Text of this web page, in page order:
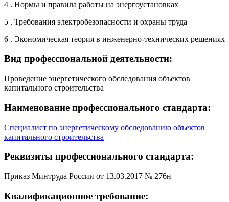
4 . Нормы и правила работы на энергоустановках
5 . Требования электробезопасности и охраны труда
6 . Экономическая теория в инженерно-технических решениях
Вид профессиональной деятельности:
Проведение энергетического обследования объектов
капитального строительства
Наименование профессионального стандарта:
Специалист по энергетическому обследованию объектов
капитального строительства
Реквизиты профессионального стандарта:
Приказ Минтруда России от 13.03.2017 № 276н
Квалификационное требование: